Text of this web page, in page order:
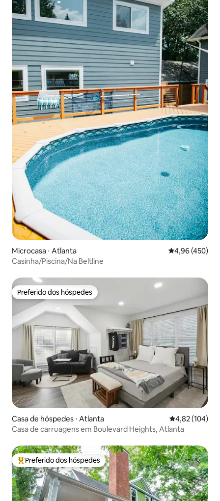
Microcasa ⋅ Atlanta 4,96 de uma
4,96 (450)
Casinha/Piscina/Na Beltline
Preferido dos hóspedes
Preferido dos hóspedes
Casa de hóspedes ⋅ Atlanta 4,82 de uma
4,82 (104)
Casa de carruagens em Boulevard Heights, Atlanta
Entre os melhores preferidos dos hóspedes
Preferido dos hóspedes